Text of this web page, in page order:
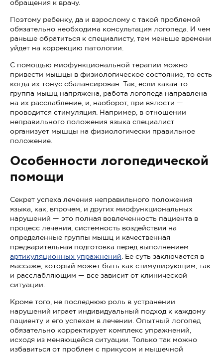
обращения к врачу.
Поэтому ребенку, да и взрослому с такой проблемой
обязательно необходима консультация логопеда. И чем
раньше обратиться к специалисту, тем меньше времени
уйдет на коррекцию патологии.
С помощью миофункциональной терапии можно
привести мышцы в физиологическое состояние, то есть
когда их тонус сбалансирован. Так, если какая-то
группа мышц напряжена, работа логопеда направлена
на их расслабление, и, наоборот, при вялости —
проводится стимуляция. Например, в отношении
неправильного положения языка специалист
организует мышцы на физиологически правильное
положение.
Особенности логопедической
помощи
Секрет успеха лечения неправильного положения
языка, как, впрочем, и других миофункциональных
нарушений — это полная вовлеченность пациента в
процесс лечения, системность воздействия на
определенные группы мышц и качественная
предварительная подготовка перед выполнением
артикуляционных упражнений . Ее суть заключается в
массаже, который может быть как стимулирующим, так
и расслабляющим — все зависит от клинической
ситуации.
Кроме того, не последнюю роль в устранении
нарушений играет индивидуальный подход к каждому
пациенту и его успехам в лечении. Опытный логопед
обязательно корректирует комплекс упражнений,
исходя из меняющейся ситуации. Только так можно
избавиться от проблем с прикусом и мышечной